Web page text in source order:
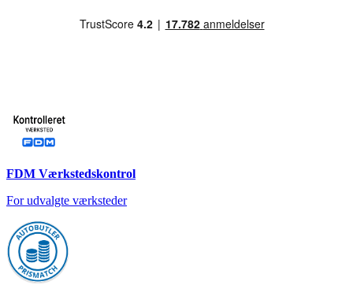
FDM Værkstedskontrol
For udvalgte værksteder